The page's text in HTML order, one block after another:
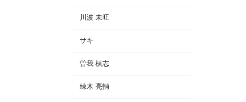
川波 未旺
サキ
曽我 槙志
練木 亮輔